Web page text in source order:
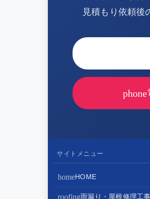
見積もり依頼後
phone
サイトメニュー
homeHOME
roofing雨漏り・屋根修理工事